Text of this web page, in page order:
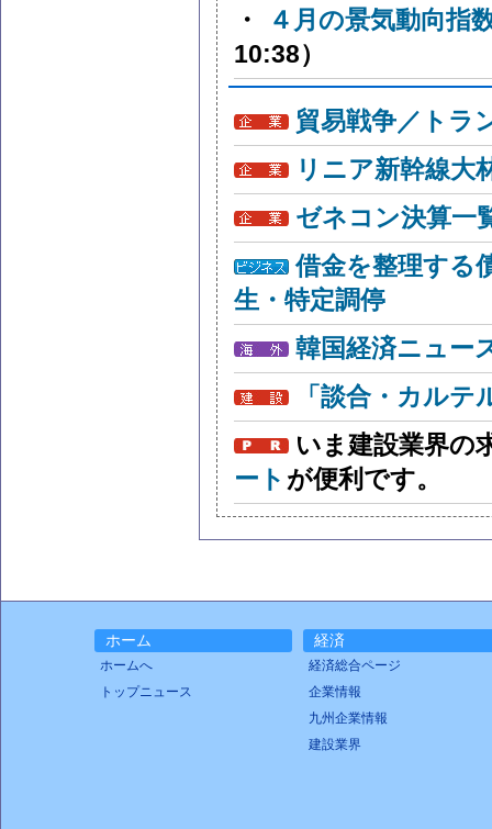
・
４月の景気動向
10:38）
貿易戦争／トラ
リニア新幹線大
ゼネコン決算一
借金を整理する
生・特定調停
韓国経済ニュー
「談合・カル
いま建設業界の
ート が便利です。
ホーム
ホームへ
トップニュース
経済
経済総合ページ
企業情報
九州企業情報
建設業界